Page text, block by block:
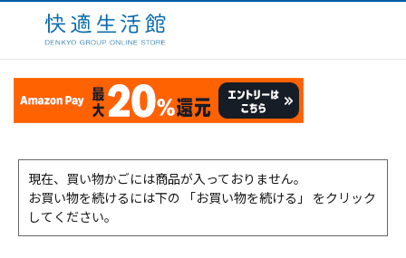
現在、買い物かごには商品が入っておりません。
お買い物を続けるには下の 「お買い物を続ける」 をクリック
してください。